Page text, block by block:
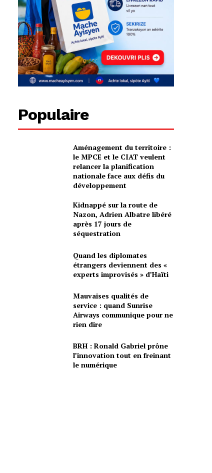
Populaire
Aménagement du territoire :
le MPCE et le CIAT veulent
relancer la planification
nationale face aux défis du
développement
Kidnappé sur la route de
Nazon, Adrien Albatre libéré
après 17 jours de
séquestration
Quand les diplomates
étrangers deviennent des «
experts improvisés » d’Haïti
Mauvaises qualités de
service : quand Sunrise
Airways communique pour ne
rien dire
BRH : Ronald Gabriel prône
l’innovation tout en freinant
le numérique